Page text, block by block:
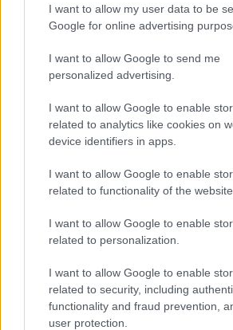
I want to allow my user data to be
Google for online advertising
I want to allow Google to send me
personalized advertising.
I want to allow Google to enable
related to analytics like cookies on
device identifiers in apps.
I want to allow Google to enable
related to functionality of the
I want to allow Google to enable
related to personalization.
I want to allow Google to enable
related to security, including
functionality and fraud prevention,
user protection.
Paolo Pinna
Martina Agostina Diturco
I nostri cari
I nostri cari